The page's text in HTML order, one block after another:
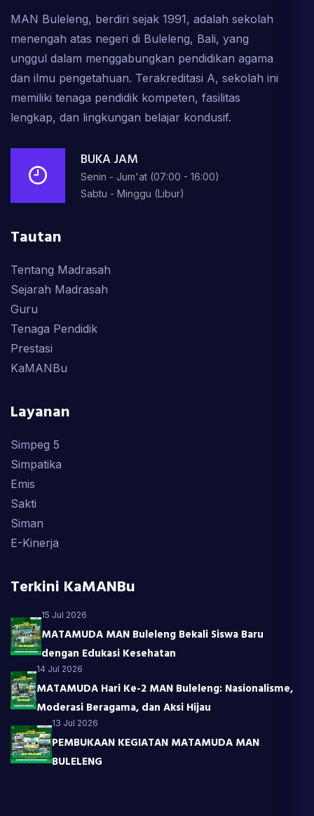
MAN Buleleng, berdiri sejak 1991, adalah sekolah
menengah atas negeri di Buleleng, Bali, yang
unggul dalam menggabungkan pendidikan agama
dan ilmu pengetahuan. Terakreditasi A, sekolah ini
memiliki tenaga pendidik kompeten, fasilitas
lengkap, dan lingkungan belajar kondusif.
BUKA JAM
Senin - Jum'at (07:00 - 16:00)
Sabtu - Minggu (Libur)
Tautan
Tentang Madrasah
Sejarah Madrasah
Guru
Tenaga Pendidik
Prestasi
KaMANBu
Layanan
Simpeg 5
Simpatika
Emis
Sakti
Siman
E-Kinerja
Terkini KaMANBu
15 Jul 2026
MATAMUDA MAN Buleleng Bekali Siswa Baru
dengan Edukasi Kesehatan
14 Jul 2026
MATAMUDA Hari Ke-2 MAN Buleleng: Nasionalisme,
Moderasi Beragama, dan Aksi Hijau
13 Jul 2026
PEMBUKAAN KEGIATAN MATAMUDA MAN
BULELENG